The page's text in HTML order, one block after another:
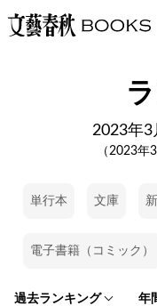
2023年3
（2023年
単行本 文庫
電子書籍（コミック）
過去ランキング 年